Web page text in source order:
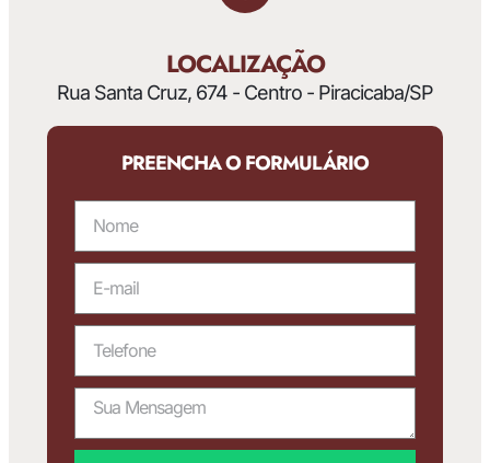
LOCALIZAÇÃO
Rua Santa Cruz, 674 - Centro - Piracicaba/SP
PREENCHA O FORMULÁRIO